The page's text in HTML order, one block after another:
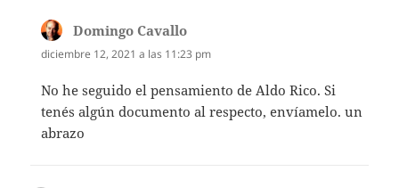
Domingo Cavallo
diciembre 12, 2021 a las 11:23 pm
No he seguido el pensamiento de Aldo Rico. Si
tenés algún documento al respecto, envíamelo. un
abrazo